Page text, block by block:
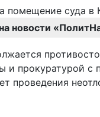
новости
прокуратурой с
проведения